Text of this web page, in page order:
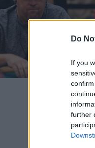
Do
If you
further